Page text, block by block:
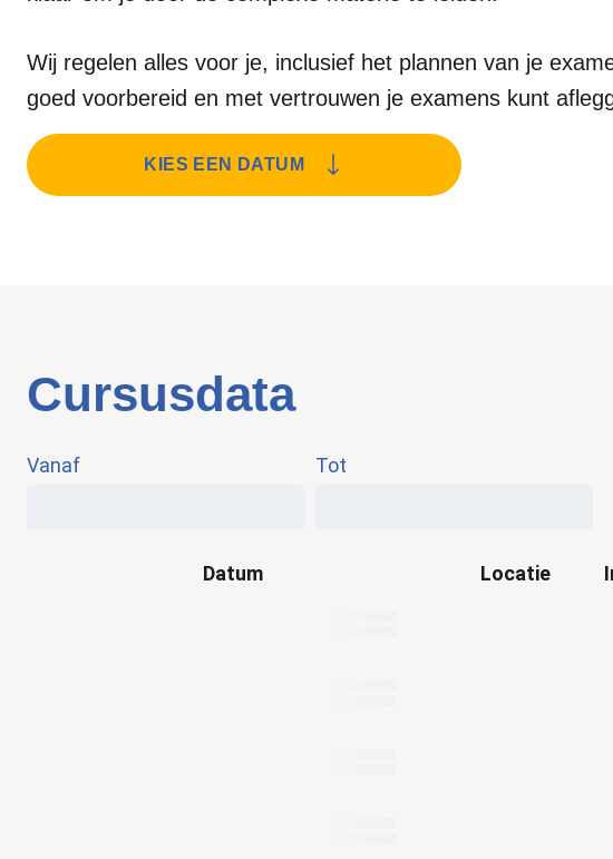
Wij regelen alles voor je, inclusief het plannen van je
goed voorbereid en met vertrouwen je examens kunt
KIES EEN DATUM
Cursusdata
Vanaf Tot
Datum Locatie